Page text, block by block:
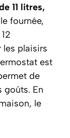
11 litres,
fournée,
les plaisirs
est
de
goûts. En
le